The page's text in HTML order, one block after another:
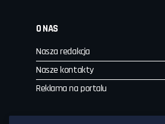
O NAS
Nasza redakcja
Nasze kontakty
Reklama na portalu